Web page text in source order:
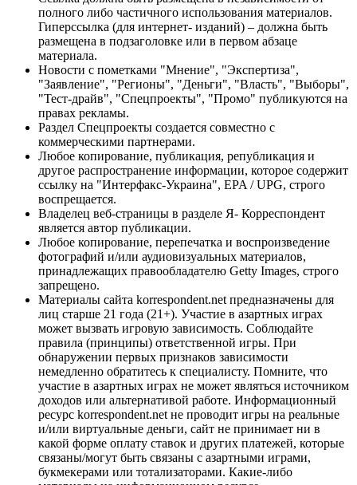
полного либо частичного использования материалов.
Гиперссылка (для интернет- изданий) – должна быть
размещена в подзаголовке или в первом абзаце
материала.
Новости с пометками "Мнение", "Экспертиза",
"Заявление", "Регионы", "Деньги", "Власть", "Выборы",
"Тест-драйв", "Спецпроекты", "Промо" публикуются на
правах рекламы.
Раздел Спецпроекты создается совместно с
коммерческими партнерами.
Любое копирование, публикация, републикация и
другое распространение информации, которое содержит
ссылку на "Интерфакс-Украина", EPA / UPG, строго
воспрещается.
Владелец веб-страницы в разделе Я- Корреспондент
является автор публикации.
Любое копирование, перепечатка и воспроизведение
фотографий и/или аудиовизуальных материалов,
принадлежащих правообладателю Getty Images, строго
запрещено.
Материалы сайта korrespondent.net предназначены для
лиц старше 21 года (21+). Участие в азартных играх
может вызвать игровую зависимость. Соблюдайте
правила (принципы) ответственной игры. При
обнаружении первых признаков зависимости
немедленно обратитесь к специалисту. Помните, что
участие в азартных играх не может являться источником
доходов или альтернативой работе. Информационный
ресурс korrespondent.net не проводит игры на реальные
и/или виртуальные деньги, сайт не принимает ни в
какой форме оплату ставок и других платежей, которые
связаны/могут быть связаны с азартными играми,
букмекерами или тотализаторами. Какие-либо